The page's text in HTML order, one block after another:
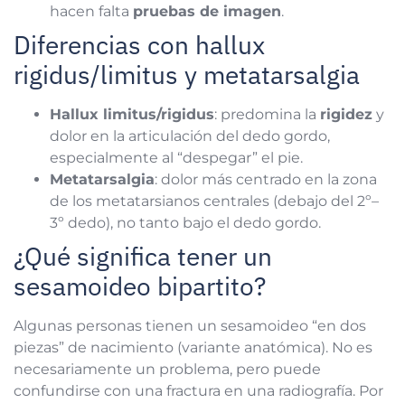
hacen falta pruebas de imagen.
Diferencias con hallux
rigidus/limitus y metatarsalgia
Hallux limitus/rigidus: predomina la rigidez y
dolor en la articulación del dedo gordo,
especialmente al “despegar” el pie.
Metatarsalgia: dolor más centrado en la zona
de los metatarsianos centrales (debajo del 2º–
3º dedo), no tanto bajo el dedo gordo.
¿Qué significa tener un
sesamoideo bipartito?
Algunas personas tienen un sesamoideo “en dos
piezas” de nacimiento (variante anatómica). No es
necesariamente un problema, pero puede
confundirse con una fractura en una radiografía. Por